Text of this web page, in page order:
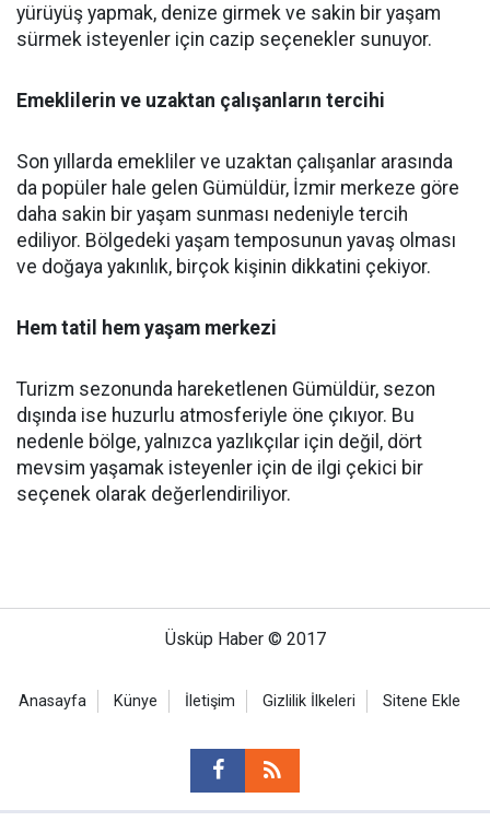
yürüyüş yapmak, denize girmek ve sakin bir yaşam
sürmek isteyenler için cazip seçenekler sunuyor.
Emeklilerin ve uzaktan çalışanların tercihi
Son yıllarda emekliler ve uzaktan çalışanlar arasında
da popüler hale gelen Gümüldür, İzmir merkeze göre
daha sakin bir yaşam sunması nedeniyle tercih
ediliyor. Bölgedeki yaşam temposunun yavaş olması
ve doğaya yakınlık, birçok kişinin dikkatini çekiyor.
Hem tatil hem yaşam merkezi
Turizm sezonunda hareketlenen Gümüldür, sezon
dışında ise huzurlu atmosferiyle öne çıkıyor. Bu
nedenle bölge, yalnızca yazlıkçılar için değil, dört
mevsim yaşamak isteyenler için de ilgi çekici bir
seçenek olarak değerlendiriliyor.
Üsküp Haber © 2017
Anasayfa Künye İletişim Gizlilik İlkeleri Sitene Ekle